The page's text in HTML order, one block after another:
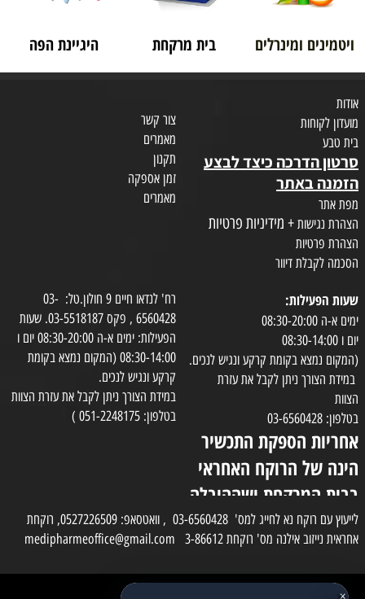
ויטמינים ומינרלים בית מרקחת היגיינת הפה
אודות
מועדון לקוחות
בית טבע
סרטון הדרכה כיצד לבצע
הזמנה באתר
מפת אתר
הצהרת נגישות + מידיניות פרטיות
הצהרת פרטיות
הסכמה לקבלת דיוור
צור קשר
מאמרים
תקנון
זמן אספקה
מאמרים
שעות הפעילות:
ימים א-ה 08:30-20:00
יום ו 08:30-14:00
(המקום נמצא בקומת קרקע ונגיש לנכים.
במידת הצורך ניתן לקבל את עזרת
הצוות
בטלפון: 03-6560428
אחריות הספקת התכשיר
הינה של הרוקח האחראי
בבית המרקחת ושההובלה
בפועל תעשה בעזרת
השליח
רח' לנדאו חיים 9 חולון.טל: 03-
6560428 , פקס 03-5518187. שעות
הפעילות: ימים א-ה 08:30-20:00 יום ו
08:30-14:00 (המקום נמצא בקומת
קרקע ונגיש לנכים.
במידת הצורך ניתן לקבל את עזרת הצוות
בטלפון: 051-2248175 )
לייעוץ עם רוקח נא לחייג למס' 03-6560428 , וואטסאפ: 0527226509, רוקחת
אחראית נייזוב אילנה מס' רוקחת 3-86612 medipharmeoffice@gmail.com